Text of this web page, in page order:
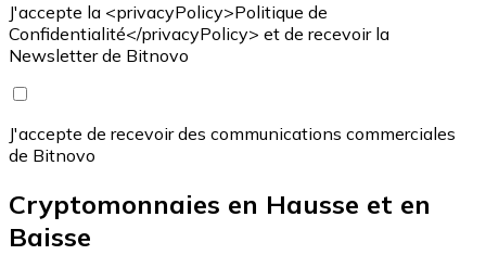
J'accepte la <privacyPolicy>Politique de
Confidentialité</privacyPolicy> et de recevoir la
Newsletter de Bitnovo
J'accepte de recevoir des communications commerciales
de Bitnovo
Cryptomonnaies en Hausse et en
Baisse